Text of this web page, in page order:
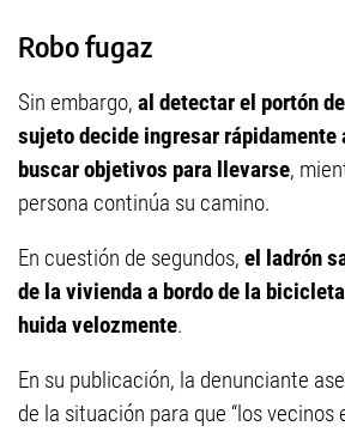
Robo fugaz
Sin embargo, al detectar el portón
sujeto decide ingresar rápidamente
buscar objetivos para llevarse,
persona continúa su camino.
En cuestión de segundos, el ladrón
de la vivienda a bordo de la
huida velozmente.
En su publicación, la denunciante
de la situación para que “los